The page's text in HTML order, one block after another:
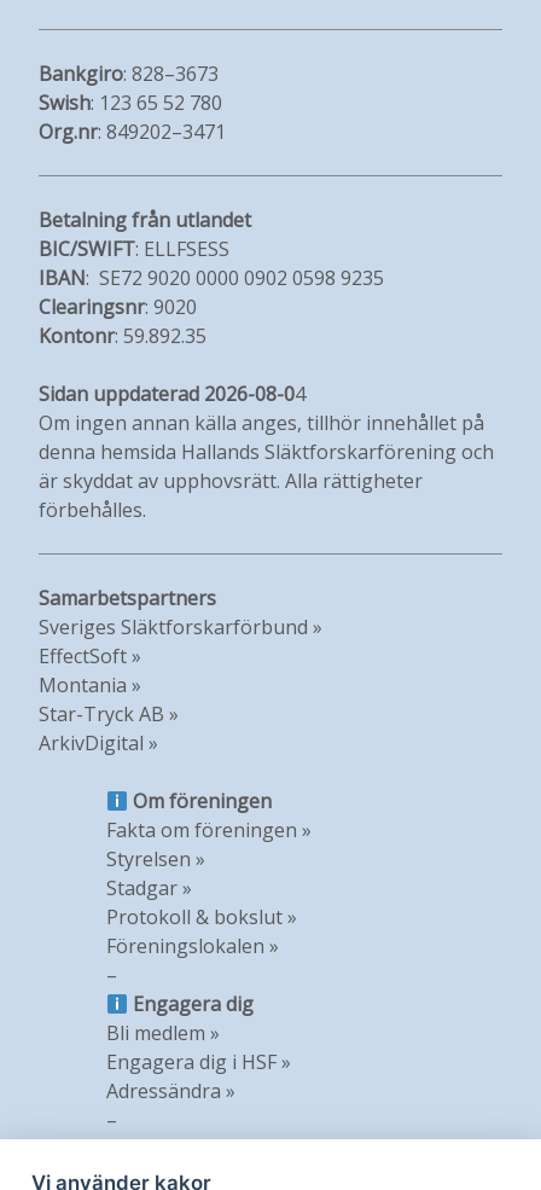
Bankgiro: 828–3673
Swish: 123 65 52 780
Org.nr: 849202–3471
Betalning från utlandet
BIC/SWIFT: ELLFSESS
IBAN: SE72 9020 0000 0902 0598 9235
Clearingsnr: 9020
Kontonr: 59.892.35
Sidan uppdaterad 2026-08-04
Om ingen annan källa anges, tillhör innehållet på
denna hemsida Hallands Släktforskarförening och
är skyddat av upphovsrätt. Alla rättigheter
förbehålles.
Samarbetspartners
Sveriges Släktforskarförbund »
EffectSoft »
Montania »
Star-Tryck AB »
ArkivDigital »
Om föreningen
Fakta om föreningen »
Styrelsen »
Stadgar »
Protokoll & bokslut »
Föreningslokalen »
–
Engagera dig
Bli medlem »
Engagera dig i HSF »
Adressändra »
–
Nyheter »
Vi använder kakor